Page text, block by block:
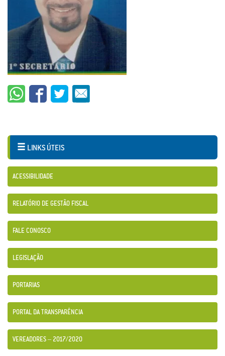
LINKS ÚTEIS
ACESSIBILIDADE
RELATÓRIO DE GESTÃO FISCAL
FALE CONOSCO
LEGISLAÇÃO
PORTARIAS
PORTAL DA TRANSPARÊNCIA
VEREADORES – 2017/2020